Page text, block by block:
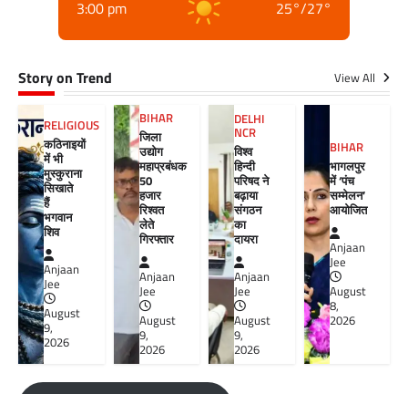
3:00 pm 25°/27°
Story on Trend View All
RELIGIOUS
कठिनाइयों
में भी
मुस्कुराना
सिखाते
हैं
भगवान
शिव
Anjaan
Jee
August
9,
2026
BIHAR
जिला
उद्योग
महाप्रबंधक
50
हजार
रिश्वत
लेते
गिरफ्तार
Anjaan
Jee
August
9,
2026
DELHI
NCR
विश्व
हिन्दी
परिषद ने
बढ़ाया
संगठन
का
दायरा
Anjaan
Jee
August
9,
2026
BIHAR
भागलपुर
में ‘पंच
सम्मेलन’
आयोजित
Anjaan
Jee
August
8,
2026